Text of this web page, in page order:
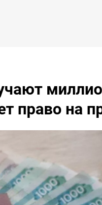
право на